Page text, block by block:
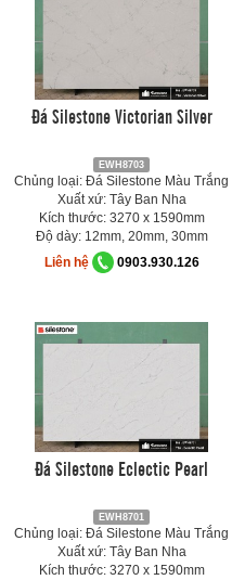
Đá Silestone Victorian Silver
EWH8703
Chủng loại: Đá Silestone Màu Trắng
Xuất xứ: Tây Ban Nha
Kích thước: 3270 x 1590mm
Độ dày: 12mm, 20mm, 30mm
Liên hệ
0903.930.126
Đá Silestone Eclectic Pearl
EWH8701
Chủng loại: Đá Silestone Màu Trắng
Xuất xứ: Tây Ban Nha
Kích thước: 3270 x 1590mm